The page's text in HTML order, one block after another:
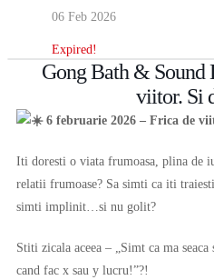
06 Feb 2026
Expired!
Gong Bath &
viitor. Si
6 februarie 2026 – Frica de
Iti doresti o viata frumoasa, plina de
relatii frumoase? Sa simti ca iti
simti implinit…si nu golit?
Stiti zicala aceea – „Simt ca ma
cand fac x sau y lucru!”?!